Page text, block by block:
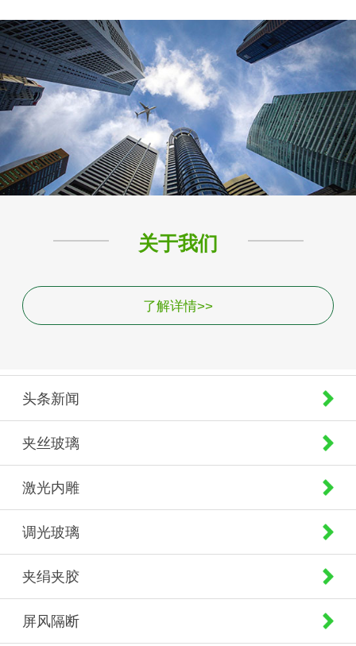
关于我们
了解详情>>
头条新闻
夹丝玻璃
激光内雕
调光玻璃
夹绢夹胶
屏风隔断